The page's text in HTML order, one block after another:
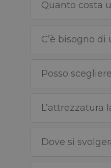
Quanto costa
C’è bisogno
Posso
L’attrezzatura
Dove si